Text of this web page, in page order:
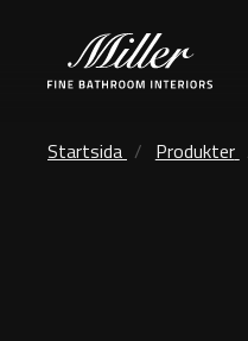
Startsida Produkter